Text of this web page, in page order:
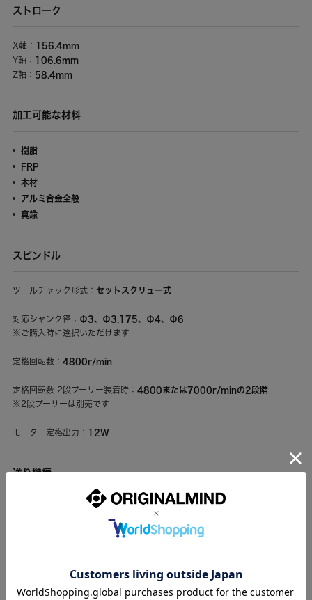
ストローク
X軸： 156.4mm
Y軸： 106.6mm
Z軸： 58.4mm
加工可能な材料
樹脂
FRP
木材
アルミ合金全般
真鍮
スピンドル
ツールチャック形式： セットスクリュー式
対応シャンク径： Φ3、Φ3.175、Φ4、Φ6
※ご購入時に選択いただけます
定格回転数： 4800r/min
定格回転数 2段プーリー装着時： 4800または7000r/minの2段階
※2段プーリーは別売です
モーター定格出力： 12W
送り機構
リニアガイド
M8メートルねじ - 特殊樹脂ナット
最大送り速度：15mm/s（F900）